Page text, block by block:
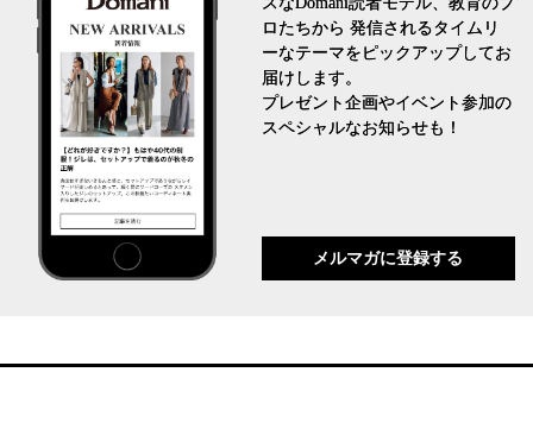
ロたちから 発信されるタイムリ
ーなテーマをピックアップしてお
届けします。
プレゼント企画やイベント参加の
スペシャルなお知らせも！
メルマガに登録する